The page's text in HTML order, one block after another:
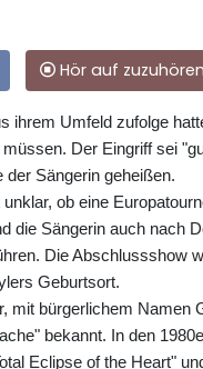
Hör auf zuzuhören
ihrem Umfeld zufolge
Der Eingriff sei
der Sängerin geheißen.
unklar, ob eine
die Sängerin auch nach
Die Abschlussshow
Geburtsort.
mit bürgerlichem Namen
bekannt. In den
Eclipse of the Heart"